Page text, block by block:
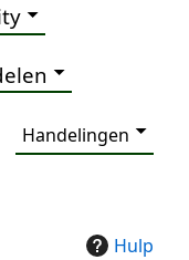
Handelingen
Hulp